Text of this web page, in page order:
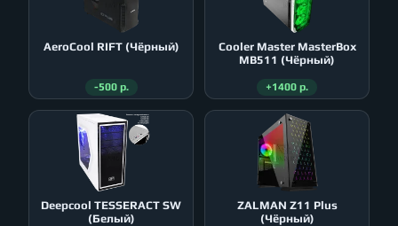
AeroСool RIFT (Чёрный)
-500 р.
Cooler Master MasterBox
MB511 (Чёрный)
+1400 р.
Deepcool TESSERACT SW
(Белый)
ZALMAN Z11 Plus
(Чёрный)